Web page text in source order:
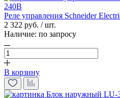
Реле управления Schneider
2 322 руб. / шт.
Наличие: по запросу
В корзину